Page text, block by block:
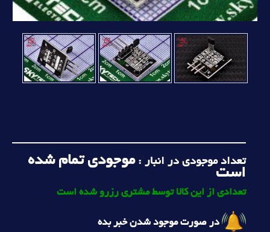
تعداد موجودی در انبار :موجودی تمام شده
است
تعدادی از این کالا توسط مشتری رزرو شده است
در صورت موجود شدن خبر بده